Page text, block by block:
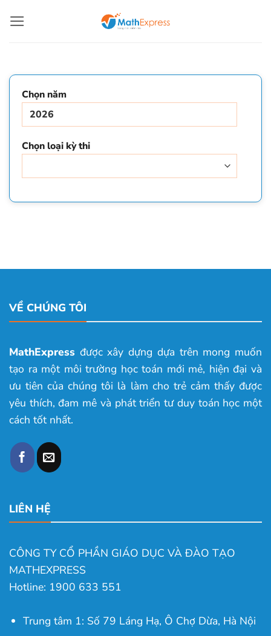
qua
Chọn năm
Chọn loại kỳ thi
VỀ CHÚNG TÔI
MathExpress được xây dựng dựa trên mong muốn
tạo ra một môi trường học toán mới mẻ, hiện đại và
ưu tiên của chúng tôi là làm cho trẻ cảm thấy được
yêu thích, đam mê và phát triển tư duy toán học một
cách tốt nhất.
LIÊN HỆ
CÔNG TY CỔ PHẦN GIÁO DỤC VÀ ĐÀO TẠO
MATHEXPRESS
Hotline: 1900 633 551
Trung tâm 1: Số 79 Láng Hạ, Ô Chợ Dừa, Hà Nội